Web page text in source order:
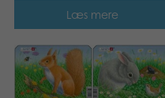
Læs mere